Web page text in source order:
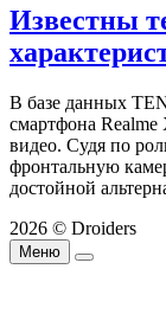
Известны
В базе данных
смартфона
видео. Судя по
фронтальную
достойной
2026 © Droiders
Меню